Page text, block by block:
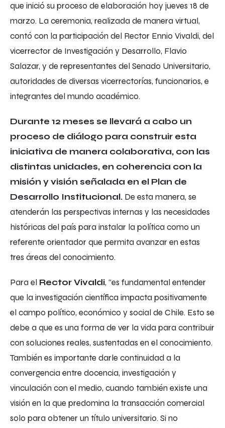
que inició su proceso de elaboración hoy jueves 18 de
marzo. La ceremonia, realizada de manera virtual,
contó con la participación del Rector Ennio Vivaldi, del
vicerrector de Investigación y Desarrollo, Flavio
Salazar, y de representantes del Senado Universitario,
autoridades de diversas vicerrectorías, funcionarios, e
integrantes del mundo académico.
Durante 12 meses se llevará a cabo un
proceso de diálogo para construir esta
iniciativa de manera colaborativa, con las
distintas unidades, en coherencia con la
misión y visión señalada en el Plan de
Desarrollo Institucional. De esta manera, se
atenderán las perspectivas internas y las necesidades
históricas del país para instalar la política como un
referente orientador que permita avanzar en estas
tres áreas del conocimiento.
Para el Rector Vivaldi, “es fundamental entender
que la investigación científica impacta positivamente
el campo político, económico y social de Chile. Esto se
debe a que es una forma de ver la vida para contribuir
con soluciones reales, sustentadas en el conocimiento.
También es importante darle continuidad a la
convergencia entre docencia, investigación y
vinculación con el medio, cuando también existe una
visión en la que predomina la transacción comercial
solo para obtener un título universitario. Si no